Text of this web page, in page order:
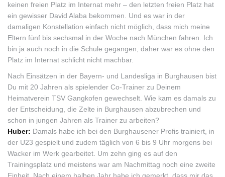
keinen freien Platz im Internat mehr – den letzten freien Platz hat
ein gewisser David Alaba bekommen. Und es war in der
damaligen Konstellation einfach nicht möglich, dass mich meine
Eltern fünf bis sechsmal in der Woche nach München fahren. Ich
bin ja auch noch in die Schule gegangen, daher war es ohne den
Platz im Internat schlicht nicht machbar.
Nach Einsätzen in der Bayern- und Landesliga in Burghausen bist
Du mit 20 Jahren als spielender Co-Trainer zu Deinem
Heimatverein TSV Gangkofen gewechselt. Wie kam es damals zu
der Entscheidung, die Zelte in Burghausen abzubrechen und
schon in jungen Jahren als Trainer zu arbeiten?
Huber: Damals habe ich bei den Burghausener Profis trainiert, in
der U23 gespielt und zudem täglich von 6 bis 9 Uhr morgens bei
Wacker im Werk gearbeitet. Um zehn ging es auf den
Trainingsplatz und meistens war am Nachmittag noch eine zweite